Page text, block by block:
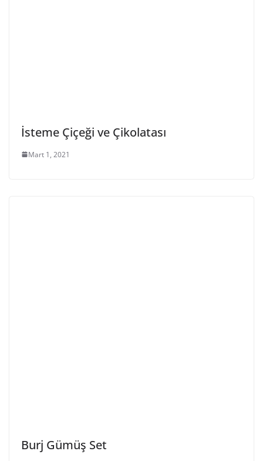
İsteme Çiçeği ve Çikolatası
Mart 1, 2021
Burj Gümüş Set